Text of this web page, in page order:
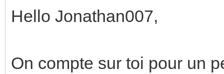
Hello Jonathan007,
On compte sur toi pour un